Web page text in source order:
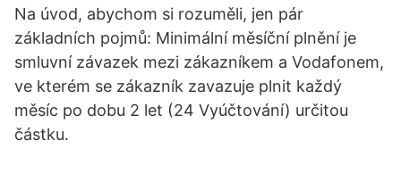
Na úvod, abychom si rozuměli, jen pár
základních pojmů: Minimální měsíční plnění je
smluvní závazek mezi zákazníkem a Vodafonem,
ve kterém se zákazník zavazuje plnit každý
měsíc po dobu 2 let (24 Vyúčtování) určitou
částku.